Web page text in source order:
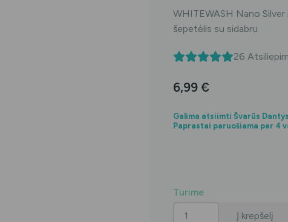
WHITEWASH Nano
šepetėlis su sidabru
26
6,99€
Galima atsiimti Švarūs
Paprastai paruošiama per 4
Turime
Į krepšelį